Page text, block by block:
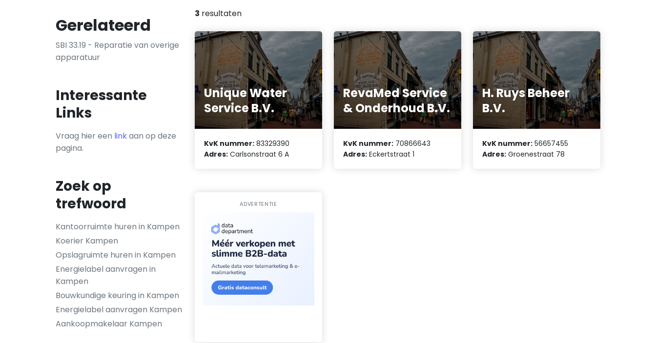
Gerelateerd
SBI 33.19 - Reparatie van overige
apparatuur
Interessante
Links
Vraag hier een linkaan op deze
pagina.
Zoek op
trefwoord
Kantoorruimte huren in Kampen
Koerier Kampen
Opslagruimte huren in Kampen
Energielabel aanvragen in
Kampen
Bouwkundige keuring in Kampen
Energielabel aanvragen Kampen
Aankoopmakelaar Kampen
3 resultaten
Unique Water
Service B.V.
KvK nummer: 83329390
Adres: Carlsonstraat 6 A
RevaMed Service
& Onderhoud B.V.
KvK nummer: 70866643
Adres: Eckertstraat 1
H. Ruys Beheer
B.V.
KvK nummer: 56657455
Adres: Groenestraat 78
ADVERTENTIE